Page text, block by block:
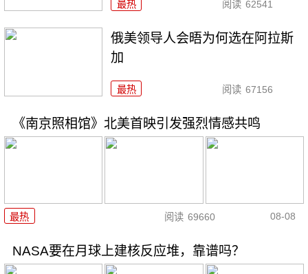
最热 阅读 62541
俄美领导人会晤为何选在阿拉斯
加
最热 阅读 67156
《南京照相馆》北美首映引发强烈情感共鸣
最热 阅读 69660 08-08
NASA要在月球上建核反应堆，靠谱吗？